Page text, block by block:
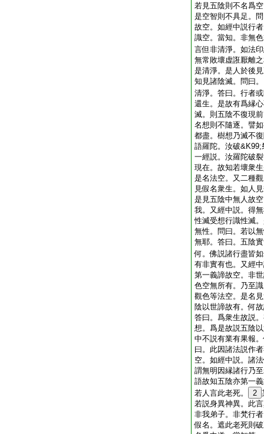
若見五陰則不名爲
是空智則不具足。
故空。如經中説行
識空。當知。非無
言但非清淨。如法
無常敗壞虚誑厭離
是清淨。是人於後
知見諸陰滅。問曰
清淨。答曰。行者
還生。是故有爲縁
滅。則五陰不復現
名想則不隨逐。譬
都盡。樹想乃滅不
語羅陀。汝破
一經説。汝羅陀破
現在。故知若壞衆
是名法空。又二種
見假名衆生。如人
是見五陰中無人故
我。又經中説。得
性滅受想行識性滅
無性。問曰。若以
無耶。答曰。五陰
何。佛説諸行盡皆
有非實有也。又經
第一義諦故空。非
色空無所有。乃至
觀色等法空。是名
陰以世諦故有。何
答曰。爲衆生故説
想。爲是故説五陰
中不説有業有果報
曰。此因諸法説作
空。如經中説。諸
謂無明因縁諸行乃
語故知五陰亦第一
若人言此老死。
2
若説身異神異。此
非我弟子。非梵行
假名。遮此老死則